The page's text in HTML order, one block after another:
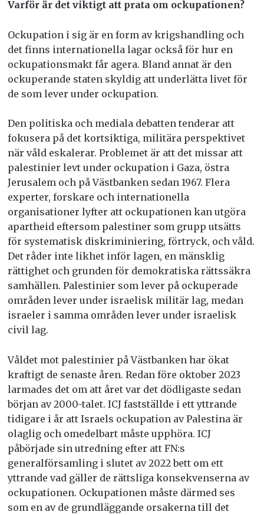
Varför är det viktigt att prata om ockupationen?
Ockupation i sig är en form av krigshandling och
det finns internationella lagar också för hur en
ockupationsmakt får agera. Bland annat är den
ockuperande staten skyldig att underlätta livet för
de som lever under ockupation.
Den politiska och mediala debatten tenderar att
fokusera på det kortsiktiga, militära perspektivet
när våld eskalerar. Problemet är att det missar att
palestinier levt under ockupation i Gaza, östra
Jerusalem och på Västbanken sedan 1967. Flera
experter, forskare och internationella
organisationer lyfter att ockupationen kan utgöra
apartheid eftersom palestiner som grupp utsätts
för systematisk diskriminiering, förtryck, och våld.
Det råder inte likhet inför lagen, en mänsklig
rättighet och grunden för demokratiska rättssäkra
samhällen. Palestinier som lever på ockuperade
områden lever under israelisk militär lag, medan
israeler i samma områden lever under israelisk
civil lag.
Våldet mot palestinier på Västbanken har ökat
kraftigt de senaste åren. Redan före oktober 2023
larmades det om att året var det dödligaste sedan
början av 2000-talet. ICJ fastställde i ett yttrande
tidigare i år att Israels ockupation av Palestina är
olaglig och omedelbart måste upphöra. ICJ
påbörjade sin utredning efter att FN:s
generalförsamling i slutet av 2022 bett om ett
yttrande vad gäller de rättsliga konsekvenserna av
ockupationen. Ockupationen måste därmed ses
som en av de grundläggande orsakerna till det